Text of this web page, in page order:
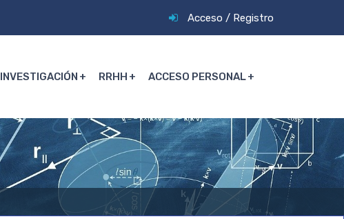
Acceso / Registro
INVESTIGACIÓN RRHH ACCESO PERSONAL